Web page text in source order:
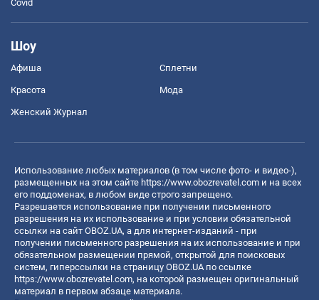
Covid
Шоу
Афиша Сплетни
Красота Мода
Женский Журнал
Использование любых материалов (в том числе фото- и видео-),
размещенных на этом сайте https://www.obozrevatel.com и на всех
его поддоменах, в любом виде строго запрещено.
Разрешается использование при получении письменного
разрешения на их использование и при условии обязательной
ссылки на сайт OBOZ.UA, а для интернет-изданий - при
получении письменного разрешения на их использование и при
обязательном размещении прямой, открытой для поисковых
систем, гиперссылки на страницу OBOZ.UA по ссылке
https://www.obozrevatel.com, на которой размещен оригинальный
материал в первом абзаце материала.